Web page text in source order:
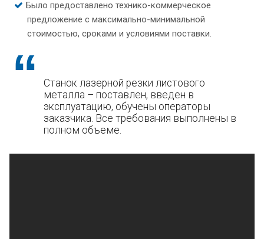
Было предоставлено технико-коммерческое
предложение с максимально-минимальной
стоимостью, сроками и условиями поставки.
Станок лазерной резки листового
металла – поставлен, введен в
эксплуатацию, обучены операторы
заказчика. Все требования выполнены в
полном объеме.